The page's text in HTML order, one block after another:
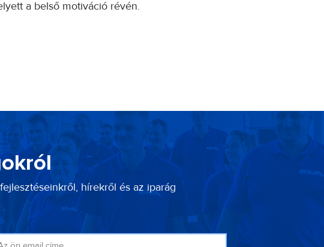
a belső motiváció révén.
hírekről és az iparág